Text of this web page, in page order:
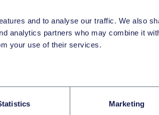
and to analyse our traffic. We also
analytics partners who may combine it
your use of their services.
Marketing
znanymi ekspertami w zakresie
krajowych i zagranicznych